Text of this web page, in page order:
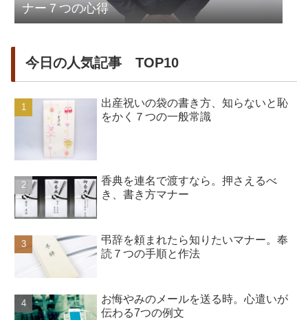
ナー７つの心得
今日の人気記事 TOP10
出産祝いの袋の書き方、知らないと恥
をかく７つの一般常識
香典を連名で渡すなら。押さえるべ
き、書き方マナー
弔辞を頼まれたら知りたいマナー。奉
読７つの手順と作法
お悔やみのメールを送る時。心遣いが
伝わる7つの例文